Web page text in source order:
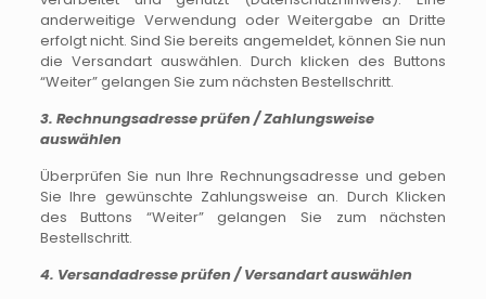
anderweitige Verwendung oder Weitergabe an Dritte
erfolgt nicht. Sind Sie bereits angemeldet, können Sie nun
die Versandart auswählen. Durch klicken des Buttons
“Weiter” gelangen Sie zum nächsten Bestellschritt.
3. Rechnungsadresse prüfen / Zahlungsweise
auswählen
Überprüfen Sie nun Ihre Rechnungsadresse und geben
Sie Ihre gewünschte Zahlungsweise an. Durch Klicken
des Buttons “Weiter” gelangen Sie zum nächsten
Bestellschritt.
4. Versandadresse prüfen / Versandart auswählen